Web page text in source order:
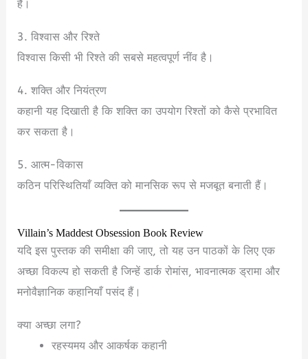
हैं।
3. विश्वास और रिश्ते
विश्वास किसी भी रिश्ते की सबसे महत्वपूर्ण नींव है।
4. शक्ति और नियंत्रण
कहानी यह दिखाती है कि शक्ति का उपयोग रिश्तों को कैसे प्रभावित
कर सकता है।
5. आत्म-विकास
कठिन परिस्थितियाँ व्यक्ति को मानसिक रूप से मजबूत बनाती हैं।
Villain’s Maddest Obsession Book Review
यदि इस पुस्तक की समीक्षा की जाए, तो यह उन पाठकों के लिए एक
अच्छा विकल्प हो सकती है जिन्हें डार्क रोमांस, भावनात्मक ड्रामा और
मनोवैज्ञानिक कहानियाँ पसंद हैं।
क्या अच्छा लगा?
रहस्यमय और आकर्षक कहानी